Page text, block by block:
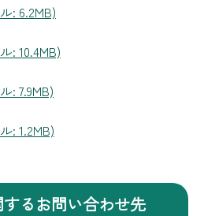
: 6.2MB)
: 10.4MB)
: 7.9MB)
: 1.2MB)
るお問い合わせ先